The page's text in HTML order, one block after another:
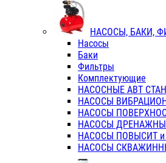
НАСОСЫ, БАКИ,
Насосы
Баки
Фильтры
Комплектующие
НАСОСНЫЕ АВТ
НАСОСЫ
НАСОСЫ
НАСОСЫ
НАСОСЫ ПОВЫСИТ
НАСОСЫ